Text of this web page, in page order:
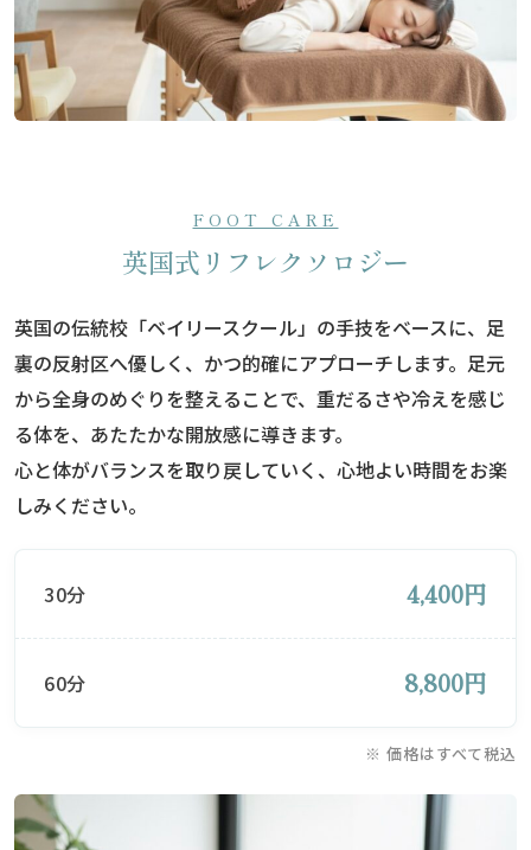
FOOT CARE
英国式リフレクソロジー
英国の伝統校「ベイリースクール」の手技をベースに、足
裏の反射区へ優しく、かつ的確にアプローチします。足元
から全身のめぐりを整えることで、重だるさや冷えを感じ
る体を、あたたかな開放感に導きます。
心と体がバランスを取り戻していく、心地よい時間をお楽
しみください。
30分 4,400円
60分 8,800円
※ 価格はすべて税込